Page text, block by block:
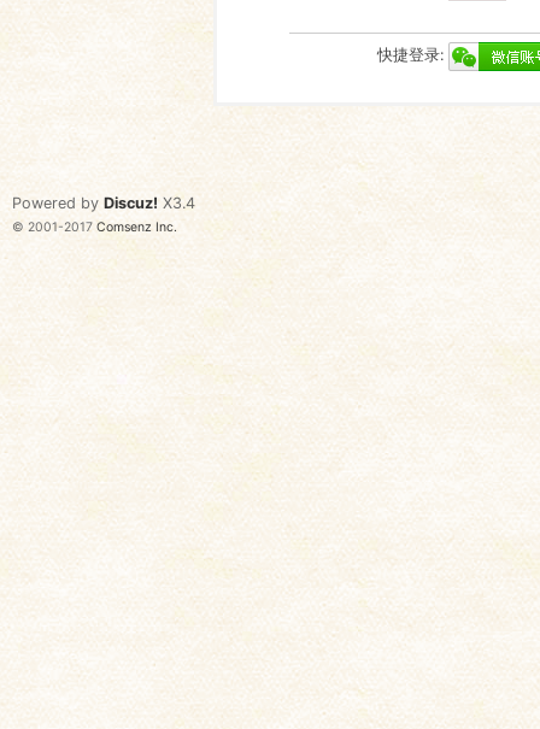
快捷登录:
Powered by Discuz! X3.4
© 2001-2017 Comsenz Inc.